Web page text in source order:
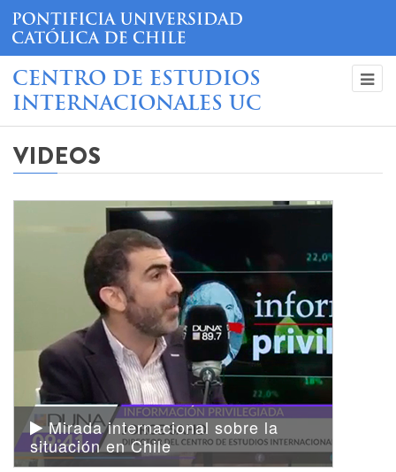
CENTRO DE ESTUDIOS
INTERNACIONALES UC
VIDEOS
Mirada internacional sobre la
situación en Chile